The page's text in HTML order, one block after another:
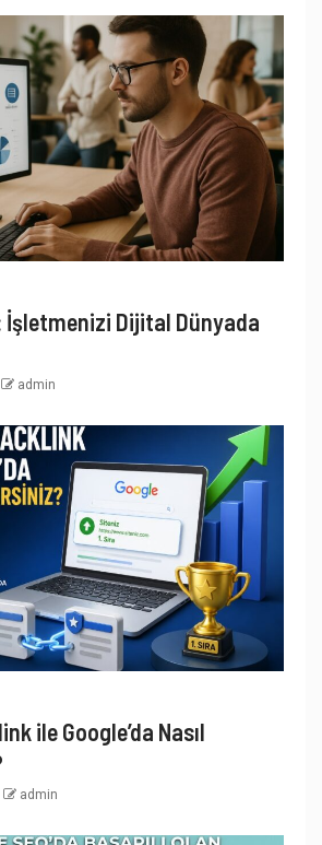
İşletmenizi Dijital Dünyada
admin
ile Google’da Nasıl
admin